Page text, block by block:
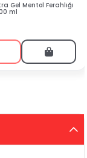
Gel Mentol Ferahlığı
ml